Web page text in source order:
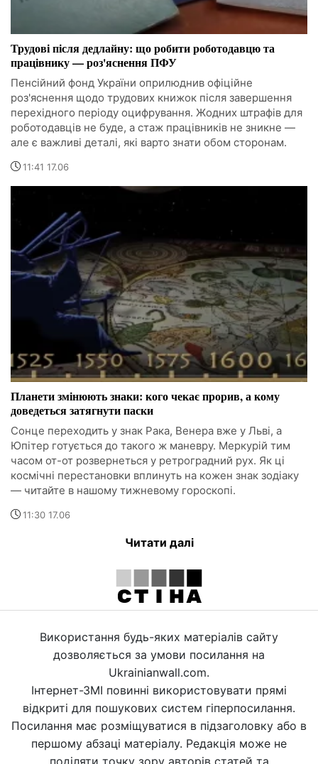
Трудові після дедлайну: що робити роботодавцю та
працівнику — роз'яснення ПФУ
Пенсійний фонд України оприлюднив офіційне
роз'яснення щодо трудових книжок після завершення
перехідного періоду оцифрування. Жодних штрафів для
роботодавців не буде, а стаж працівників не зникне —
але є важливі деталі, які варто знати обом сторонам.
11:41 17.06
Планети змінюють знаки: кого чекає прорив, а кому
доведеться затягнути паски
Сонце переходить у знак Рака, Венера вже у Льві, а
Юпітер готується до такого ж маневру. Меркурій тим
часом от-от розвернеться у ретроградний рух. Як ці
космічні перестановки вплинуть на кожен знак зодіаку
— читайте в нашому тижневому гороскопі.
11:30 17.06
Читати далі
Використання будь-яких матеріалів сайту
дозволяється за умови посилання на
Ukrainianwall.com.
Інтернет-ЗМІ повинні використовувати прямі
відкриті для пошукових систем гіперпосилання.
Посилання має розміщуватися в підзаголовку або в
першому абзаці матеріалу. Редакція може не
поділяти точку зору авторів статей та